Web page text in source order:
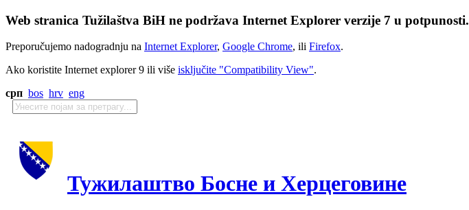
Web stranica Tužilaštva BiH ne podržava Internet Explorer verzije 7 u potpunosti.
Preporučujemo nadogradnju na Internet Explorer, Google Chrome, ili Firefox.
Ako koristite Internet explorer 9 ili više isključite "Compatibility View".
срп bos hrv eng
Тужилаштво Босне и Херцеговине